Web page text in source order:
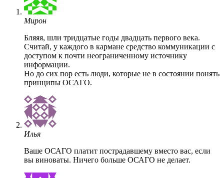
Мирон
Бляяя, шли тридцатые годы двадцать первого века.
Считай, у каждого в кармане средство коммуникации с
доступом к почти неограниченному источнику
информации.
Но до сих пор есть люди, которые не в состоянии понять
принципы ОСАГО.
Илья
Ваше ОСАГО платит пострадавшему вместо вас, если
вы виноваты. Ничего больше ОСАГО не делает.